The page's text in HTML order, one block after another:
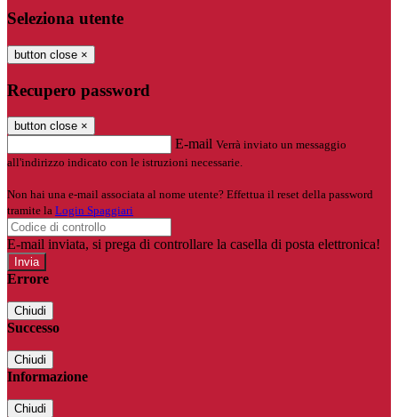
Seleziona utente
button close ×
Recupero password
button close ×
E-mail Verrà inviato un messaggio
all'indirizzo indicato con le istruzioni necessarie.
Non hai una e-mail associata al nome utente? Effettua il reset della password
tramite la Login Spaggiari
E-mail inviata, si prega di controllare la casella di posta elettronica!
Errore
Chiudi
Successo
Chiudi
Informazione
Chiudi